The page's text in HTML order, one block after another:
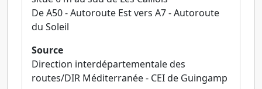
De A50 - Autoroute Est vers A7 - Autoroute
du Soleil
Source
Direction interdépartementale des
routes/DIR Méditerranée - CEI de Guingamp